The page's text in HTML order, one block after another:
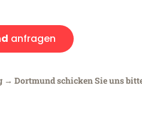
anfragen
→ Dortmund schicken Sie uns